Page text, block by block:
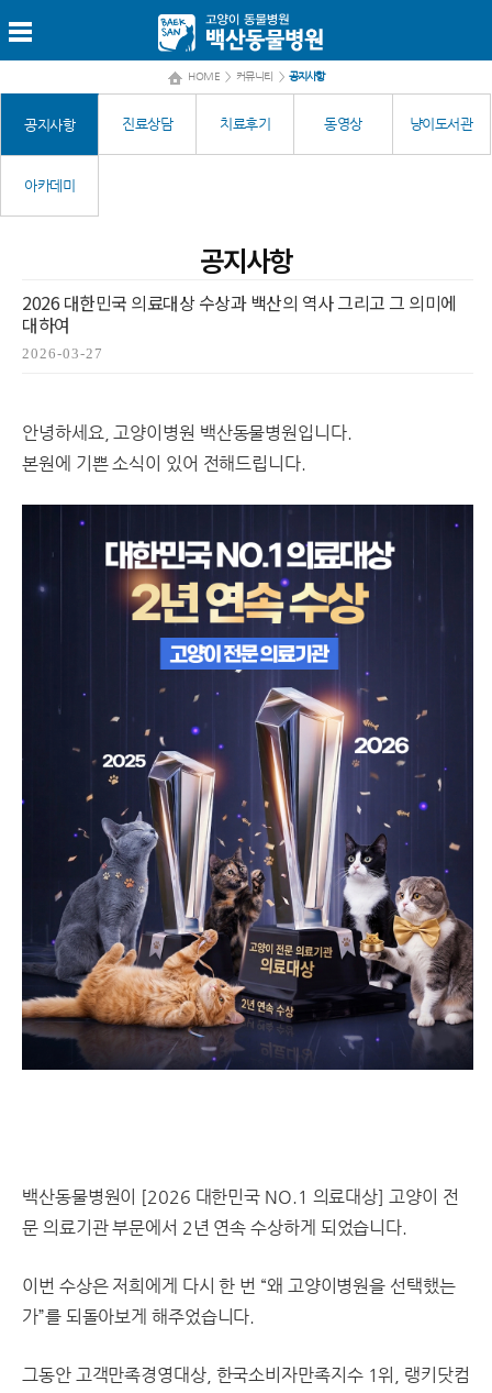
HOME > 커뮤니티 > 공지사항
공지사항 진료상담 치료후기 동영상 냥이도서관
아카데미
공지사항
2026 대한민국 의료대상 수상과 백산의 역사 그리고 그 의미에
대하여
2026-03-27
안녕하세요,고양이병원 백산동물병원입니다.
본원에 기쁜 소식이 있어 전해드립니다.
백산동물병원이 [2026 대한민국 NO.1 의료대상] 고양이 전
문 의료기관 부문에서 2년 연속 수상하게 되었습니다.
이번 수상은 저희에게 다시 한 번 “왜 고양이병원을 선택했는
가”를 되돌아보게 해주었습니다.
그동안 고객만족경영대상, 한국소비자만족지수 1위, 랭키닷컴